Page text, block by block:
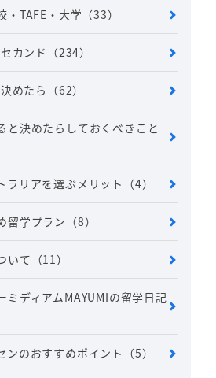
・TAFE・大学 （33）
カンド （234）
めたら （62）
と決めたらしておくべきこと
ラリアを選ぶメリット （4）
留学プラン （8）
いて （11）
ミディアムMAYUMIの留学日記
ンのおすすめポイント （5）